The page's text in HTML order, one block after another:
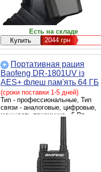
Есть на складе
2044 грн
Портативная рация
Baofeng DR-1801UV із
AES+ флеш пам'ять 64 ГБ
(сроки поставки 1-5 дней)
Тип - профессиональные, Тип
связи - аналоговые, цифровые,
мощность приемника - 5 Вт,
количество каналов - 1024,
водонепроницаемые, Стандарт
частот - VHF/UHF, Шаг сетки - 2.5
кГц, Li-ion 2200 mAh, Диапазон
частот - 400‑470 МГц, 136-174
МГц, IP 64, Количество раций - 1
шт, Вес - 274 г, Цвет - черный